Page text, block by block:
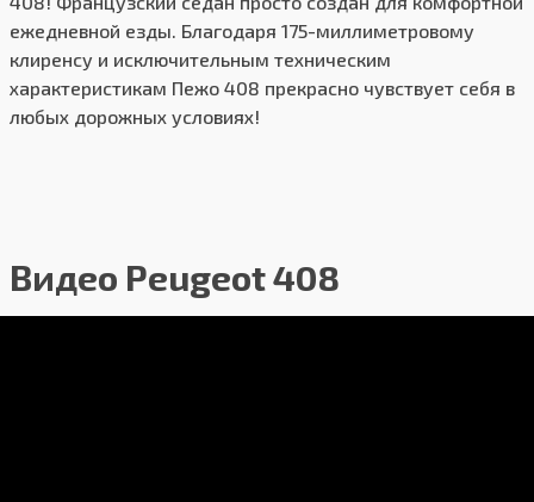
ежедневной езды. Благодаря 175-миллиметровому
клиренсу и исключительным техническим
характеристикам Пежо 408 прекрасно чувствует себя в
любых дорожных условиях!
Видео Peugeot 408